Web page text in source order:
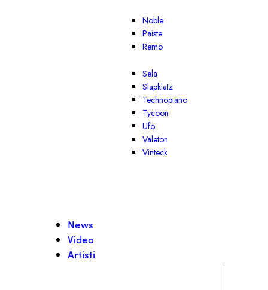
Noble
Paiste
Remo
Sela
Slapklatz
Technopiano
Tycoon
Ufo
Valeton
Vinteck
News
Video
Artisti